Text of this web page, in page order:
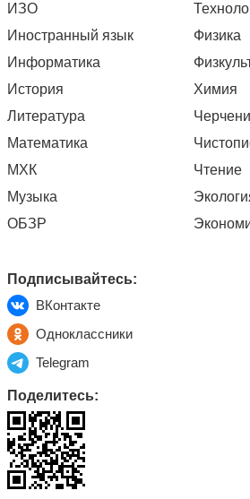
ИЗО
Иностранный язык
Информатика
История
Литература
Математика
МХК
Музыка
ОБЗР
Физика
Химия
Чтение
Подписывайтесь:
ВКонтакте
Одноклассники
Telegram
Поделитесь: